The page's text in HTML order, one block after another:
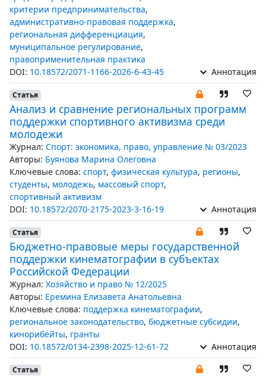
критерии предпринимательства,
административно-правовая поддержка,
региональная дифференциация,
муниципальное регулирование,
правоприменительная практика
DOI: 10.18572/2071-1166-2026-6-43-45 Аннотация
Статья
Анализ и сравнение региональных программ
поддержки спортивного активизма среди
молодежи
Журнал: Спорт: экономика, право, управление № 03/2023
Авторы: Буянова Марина Олеговна
Ключевые слова: спорт, физическая культура, регионы,
студенты, молодежь, массовый спорт,
спортивный активизм
DOI: 10.18572/2070-2175-2023-3-16-19 Аннотация
Статья
Бюджетно-правовые меры государственной
поддержки кинематографии в субъектах
Российской Федерации
Журнал: Хозяйство и право № 12/2025
Авторы: Еремина Елизавета Анатольевна
Ключевые слова: поддержка кинематографии,
региональное законодательство, бюджетные субсидии,
кинорибейты, гранты
DOI: 10.18572/0134-2398-2025-12-61-72 Аннотация
Статья